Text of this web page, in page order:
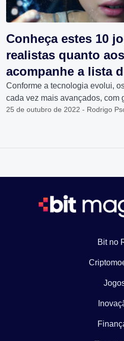
Conheça estes 10
realistas quanto
acompanhe a lista
Conforme a tecnologia evolui,
cada vez mais avançados, com
25 de outubro de 2022 - Rodrigo
Bit no